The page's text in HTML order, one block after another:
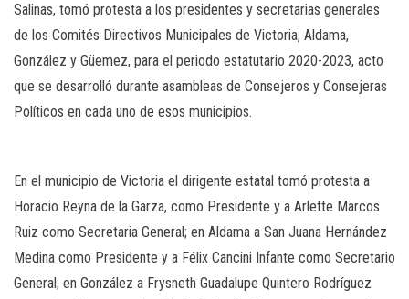
Salinas, tomó protesta a los presidentes y secretarias generales
de los Comités Directivos Municipales de Victoria, Aldama,
González y Güemez, para el periodo estatutario 2020-2023, acto
que se desarrolló durante asambleas de Consejeros y Consejeras
Políticos en cada uno de esos municipios.
En el municipio de Victoria el dirigente estatal tomó protesta a
Horacio Reyna de la Garza, como Presidente y a Arlette Marcos
Ruiz como Secretaria General; en Aldama a San Juana Hernández
Medina como Presidente y a Félix Cancini Infante como Secretario
General; en González a Frysneth Guadalupe Quintero Rodríguez